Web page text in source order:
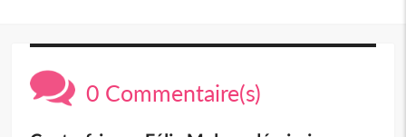
0 Commentaire(s)